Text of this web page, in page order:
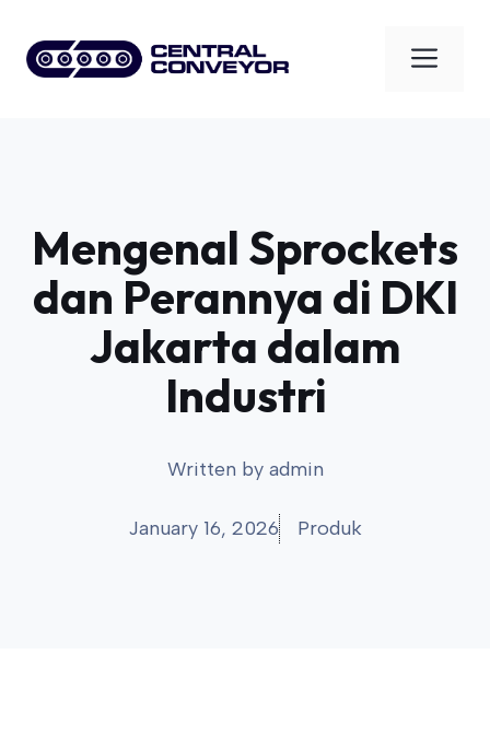
content
Mengenal Sprockets
dan Perannya di DKI
Jakarta dalam
Industri
Written by admin
January 16, 2026 Produk